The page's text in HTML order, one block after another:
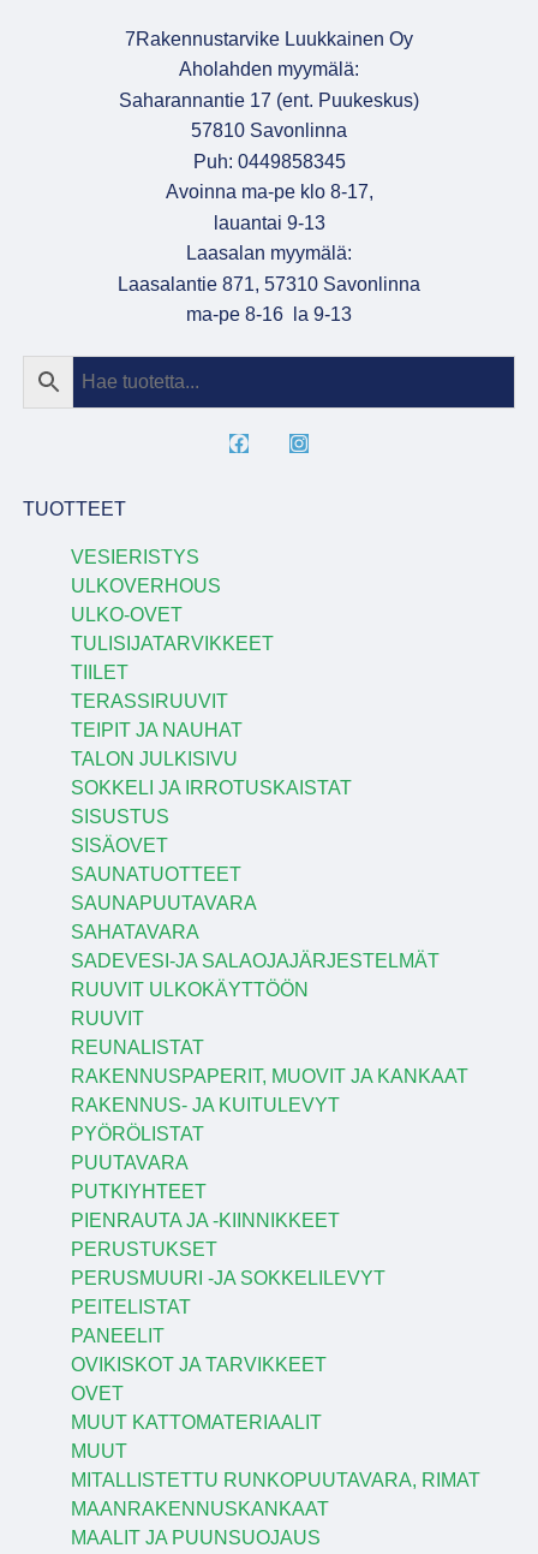
7Rakennustarvike Luukkainen Oy
Aholahden myymälä:
Saharannantie 17 (ent. Puukeskus)
57810 Savonlinna
Puh: 0449858345
Avoinna ma-pe klo 8-17,
lauantai 9-13
Laasalan myymälä:
Laasalantie 871, 57310 Savonlinna
ma-pe 8-16 la 9-13
TUOTTEET
VESIERISTYS
ULKOVERHOUS
ULKO-OVET
TULISIJATARVIKKEET
TIILET
TERASSIRUUVIT
TEIPIT JA NAUHAT
TALON JULKISIVU
SOKKELI JA IRROTUSKAISTAT
SISUSTUS
SISÄOVET
SAUNATUOTTEET
SAUNAPUUTAVARA
SAHATAVARA
SADEVESI-JA SALAOJAJÄRJESTELMÄT
RUUVIT ULKOKÄYTTÖÖN
RUUVIT
REUNALISTAT
RAKENNUSPAPERIT, MUOVIT JA KANKAAT
RAKENNUS- JA KUITULEVYT
PYÖRÖLISTAT
PUUTAVARA
PUTKIYHTEET
PIENRAUTA JA -KIINNIKKEET
PERUSTUKSET
PERUSMUURI -JA SOKKELILEVYT
PEITELISTAT
PANEELIT
OVIKISKOT JA TARVIKKEET
OVET
MUUT KATTOMATERIAALIT
MUUT
MITALLISTETTU RUNKOPUUTAVARA, RIMAT
MAANRAKENNUSKANKAAT
MAALIT JA PUUNSUOJAUS